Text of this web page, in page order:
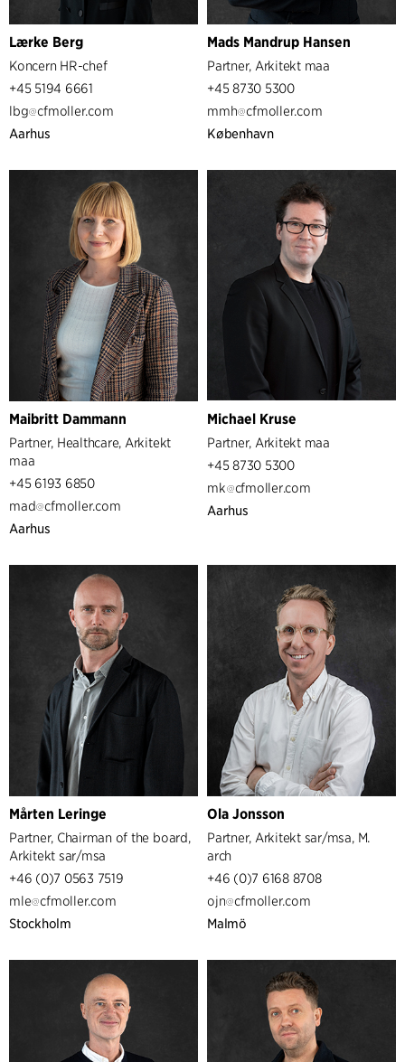
Lærke Berg
Koncern HR-chef
+45 5194 6661
lbg
cfmoller.com
Aarhus
Mads Mandrup Hansen
Partner, Arkitekt maa
+45 8730 5300
mmh
cfmoller.com
København
Maibritt Dammann
Partner, Healthcare, Arkitekt
maa
+45 6193 6850
mad
cfmoller.com
Aarhus
Michael Kruse
Partner, Arkitekt maa
+45 8730 5300
mk
cfmoller.com
Aarhus
Mårten Leringe
Partner, Chairman of the board,
Arkitekt sar/msa
+46 (0)7 0563 7519
mle
cfmoller.com
Stockholm
Ola Jonsson
Partner, Arkitekt sar/msa, M.
arch
+46 (0)7 6168 8708
ojn
cfmoller.com
Malmö